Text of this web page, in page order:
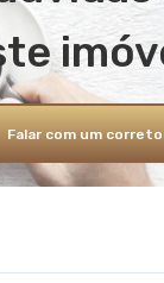
Falar com um